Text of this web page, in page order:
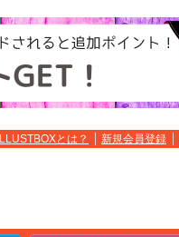
ILLUSTBOXとは？ 新規会員登録